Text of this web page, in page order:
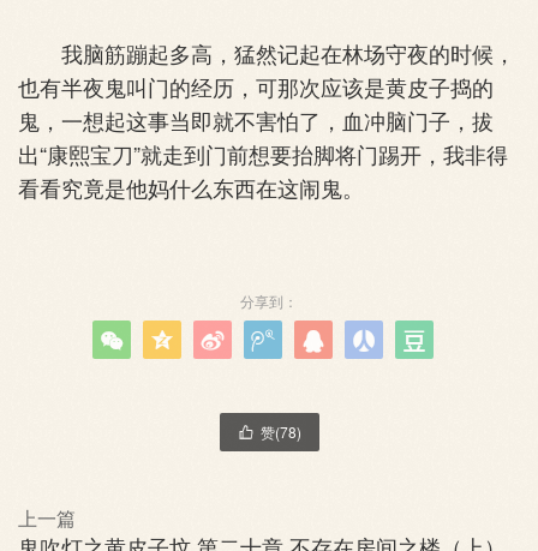
我脑筋蹦起多高，猛然记起在林场守夜的时候，
也有半夜鬼叫门的经历，可那次应该是黄皮子捣的
鬼，一想起这事当即就不害怕了，血冲脑门子，拔
出“康熙宝刀”就走到门前想要抬脚将门踢开，我非得
看看究竟是他妈什么东西在这闹鬼。
分享到：
      
 赞(78)
上一篇